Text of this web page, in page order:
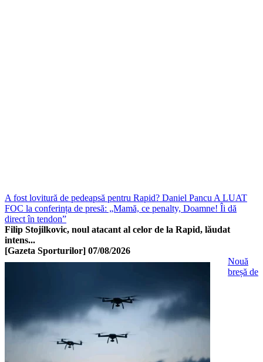
A fost lovitură de pedeapsă pentru Rapid? Daniel Pancu A LUAT
FOC la conferința de presă: „Mamă, ce penalty, Doamne! Îi dă
direct în tendon”
Filip Stojilkovic, noul atacant al celor de la Rapid, lăudat
intens...
[Gazeta Sporturilor] 07/08/2026
Nouă
breșă de